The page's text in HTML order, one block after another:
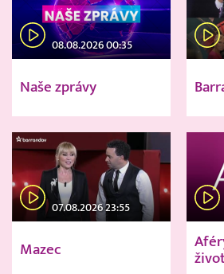
08.08.2026 00:35
Naše zprávy
07.08.2026 23:55
Mazec